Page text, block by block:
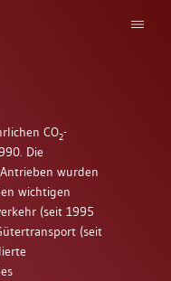
CO2-
Die
wurden
wichtigen
(seit 1995
(seit